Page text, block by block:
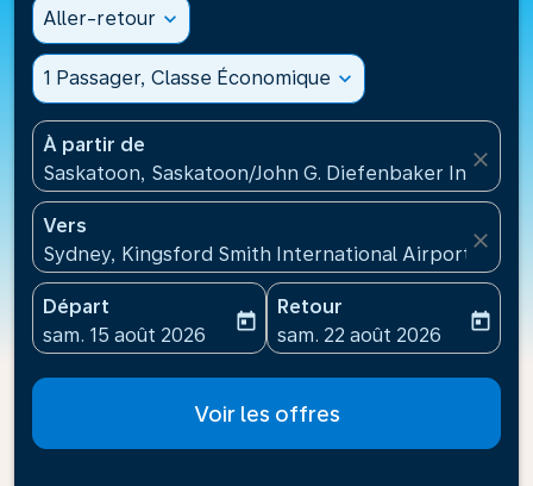
Aller-retour expand_more
1 Passager, Classe Économique expand_more
À partir de
Saskatoon, Saskatoon/John G. Diefenbaker
close
Vers
Sydney, Kingsford Smith International
close
Départ
fc-booking-departure-date-aria-label
sam. 15 août 2026
today
Retour
fc-booking-return-date-
sam. 22 août 2026
today
Voir les offres